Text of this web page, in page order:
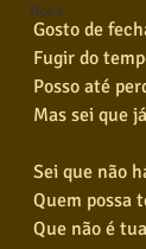
Rock
Gosto de
Fugir do
Posso até
Mas sei que
Sei que não
Quem possa
Que não é